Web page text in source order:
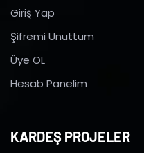
Giriş Yap
Şifremi Unuttum
Üye OL
Hesab Panelim
KARDEŞ PROJELER